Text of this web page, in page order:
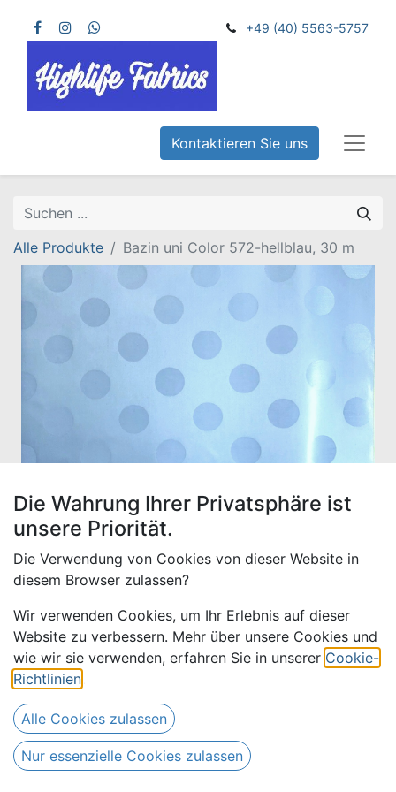
+49 (40) 5563-5757
Kontaktieren Sie uns
Alle Produkte Bazin uni Color 572-hellblau, 30 m
Bazin uni Color 572-hellblau,
30 m
390,00€ Alle Preise inkl. MwSt.
Versandkosten 510,00€
Die Wahrung Ihrer Privatsphäre ist
unsere Priorität.
Die Verwendung von Cookies von dieser Website in
diesem Browser zulassen?
Wir verwenden Cookies, um Ihr Erlebnis auf dieser
Website zu verbessern. Mehr über unsere Cookies und
wie wir sie verwenden, erfahren Sie in unserer Cookie-
Richtlinien
Alle Cookies zulassen
Nur essenzielle Cookies zulassen